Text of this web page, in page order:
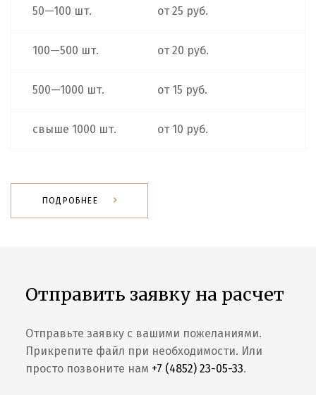
50—100 шт. от 25 руб.
100—500 шт. от 20 руб.
500—1000 шт. от 15 руб.
свыше 1000 шт. от 10 руб.
ПОДРОБНЕЕ
Отправить заявку на расчет
Отправьте заявку с вашими пожеланиями.
Прикрепите файл при необходимости. Или
просто позвоните нам +7 (4852) 23-05-33.